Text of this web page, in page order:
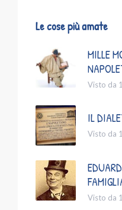
Le cose più amate
MILLE
Visto da
IL
Visto da
Visto da